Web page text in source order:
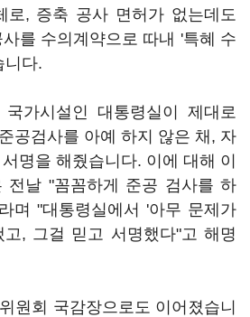
로, 증축 공사 면허가 없는데도
를 수의계약으로 따내 '특혜 수
니다.
가시설인 대통령실이 제대로
공검사를 아예 하지 않은 채, 자
명을 해줬습니다. 이에 대해 이
전날 "꼼꼼하게 준공 검사를 하
며 "대통령실에서 '아무 문제가
, 그걸 믿고 서명했다"고 해명
원회 국감장으로도 이어졌습니